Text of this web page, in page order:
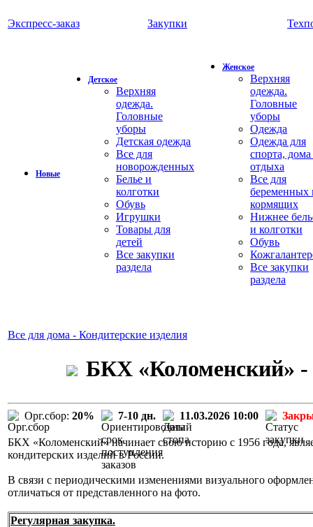
Экспресс-заказ Закупки
Новые
Детское
Верхняя
одежда.
Головные
уборы
Детская одежда
Все для
новорожденных
Белье и
колготки
Обувь
Игрушки
Товары для
детей
Все закупки
раздела
Женское
Верхняя
одежда.
Головные
уборы
Одежда
Одежда для
спорта,
отдыха
Все для
беременных
кормящих
Нижнее
и колготки
Обувь
Все закупки
раздела
Все для дома - Кондитерские изделия
БКХ «Коломенский»
Орг.сбор: 20% 7-10 дн. 11.03.2026 10:00
БКХ «Коломенский» начинает свою историю с 1956 года,
кондитерских изделий в России.
В связи с периодическими изменениями визуального
отличаться от представленного на фото.
Регулярная закупка.